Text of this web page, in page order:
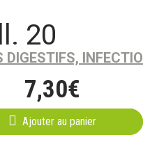
20
7,30€
Ajouter au panier